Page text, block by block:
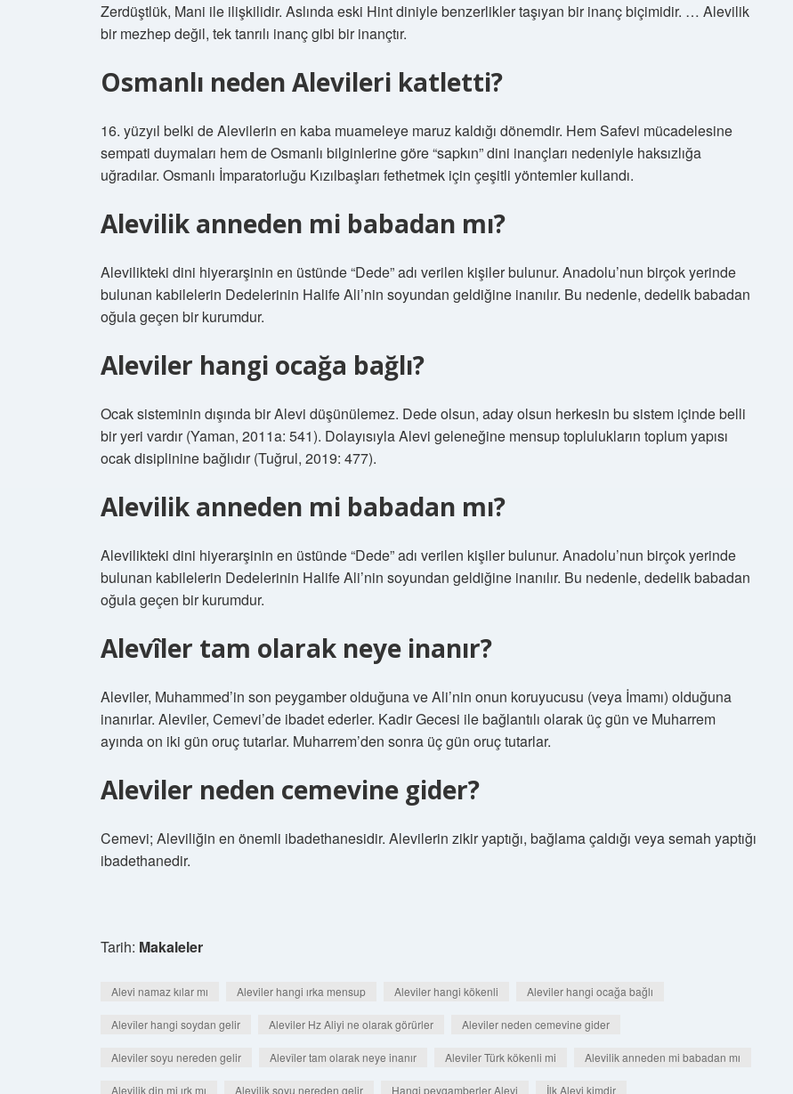
Zerdüştlük, Mani ile ilişkilidir. Aslında eski Hint diniyle benzerlikler taşıyan bir inanç biçimidir. … Alevilik
bir mezhep değil, tek tanrılı inanç gibi bir inançtır.
Osmanlı neden Alevileri katletti?
16. yüzyıl belki de Alevilerin en kaba muameleye maruz kaldığı dönemdir. Hem Safevi mücadelesine
sempati duymaları hem de Osmanlı bilginlerine göre “sapkın” dini inançları nedeniyle haksızlığa
uğradılar. Osmanlı İmparatorluğu Kızılbaşları fethetmek için çeşitli yöntemler kullandı.
Alevilik anneden mi babadan mı?
Alevilikteki dini hiyerarşinin en üstünde “Dede” adı verilen kişiler bulunur. Anadolu’nun birçok yerinde
bulunan kabilelerin Dedelerinin Halife Ali’nin soyundan geldiğine inanılır. Bu nedenle, dedelik babadan
oğula geçen bir kurumdur.
Aleviler hangi ocağa bağlı?
Ocak sisteminin dışında bir Alevi düşünülemez. Dede olsun, aday olsun herkesin bu sistem içinde belli
bir yeri vardır (Yaman, 2011a: 541). Dolayısıyla Alevi geleneğine mensup toplulukların toplum yapısı
ocak disiplinine bağlıdır (Tuğrul, 2019: 477).
Alevilik anneden mi babadan mı?
Alevilikteki dini hiyerarşinin en üstünde “Dede” adı verilen kişiler bulunur. Anadolu’nun birçok yerinde
bulunan kabilelerin Dedelerinin Halife Ali’nin soyundan geldiğine inanılır. Bu nedenle, dedelik babadan
oğula geçen bir kurumdur.
Alevîler tam olarak neye inanır?
Aleviler, Muhammed’in son peygamber olduğuna ve Ali’nin onun koruyucusu (veya İmamı) olduğuna
inanırlar. Aleviler, Cemevi’de ibadet ederler. Kadir Gecesi ile bağlantılı olarak üç gün ve Muharrem
ayında on iki gün oruç tutarlar. Muharrem’den sonra üç gün oruç tutarlar.
Aleviler neden cemevine gider?
Cemevi; Aleviliğin en önemli ibadethanesidir. Alevilerin zikir yaptığı, bağlama çaldığı veya semah yaptığı
ibadethanedir.
Tarih: Makaleler
Alevi namaz kılar mı Aleviler hangi ırka mensup Aleviler hangi kökenli Aleviler hangi ocağa bağlı
Alevîler hangi soydan gelir Aleviler Hz Aliyi ne olarak görürler Aleviler neden cemevine gider
Aleviler soyu nereden gelir Alevîler tam olarak neye inanır Aleviler Türk kökenli mi Alevilik anneden mi babadan mı
Alevilik din mi ırk mı Alevilik soyu nereden gelir Hangi peygamberler Alevi İlk Alevi kimdir